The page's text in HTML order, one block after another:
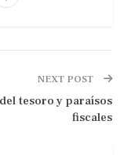
pone
para
Se
unos 120
NEXT POST
tesoro y paraísos
fiscales